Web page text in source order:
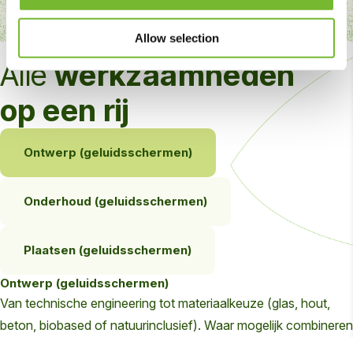
Allow selection
Allewerkzaamheden
op een rij
Ontwerp (geluidsschermen)
Onderhoud (geluidsschermen)
Plaatsen (geluidsschermen)
Ontwerp (geluidsschermen)
Van technische engineering tot materiaalkeuze (glas, hout,
beton, biobased of natuurinclusief). Waar mogelijk combineren